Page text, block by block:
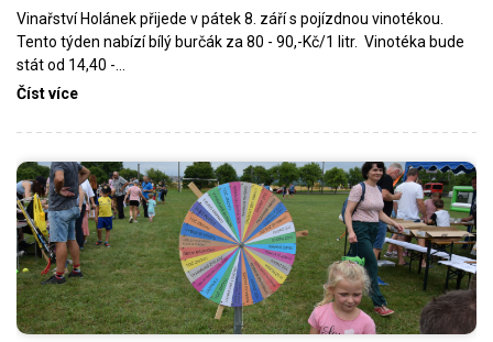
Vinařství Holánek přijede v pátek 8. září s pojízdnou vinotékou.
Tento týden nabízí bílý burčák za 80 - 90,-Kč/1 litr. Vinotéka bude
stát od 14,40 -…
Číst více